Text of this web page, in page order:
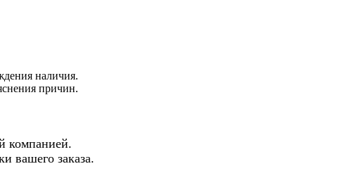
наличия.
причин.
компанией.
вашего заказа.